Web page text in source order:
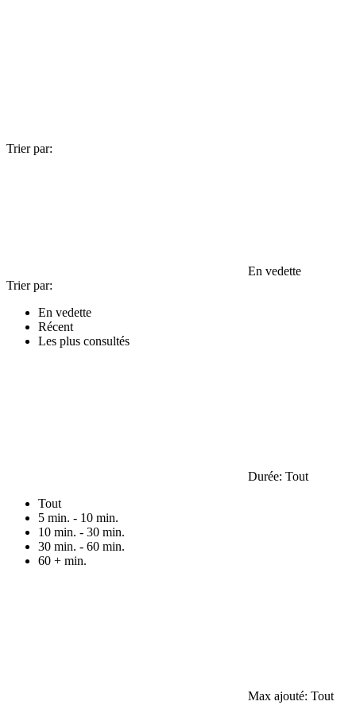
Trier par:
En vedette
Trier par:
En vedette
Récent
Les plus consultés
Durée: Tout
Tout
5 min. - 10 min.
10 min. - 30 min.
30 min. - 60 min.
60 + min.
Max ajouté: Tout